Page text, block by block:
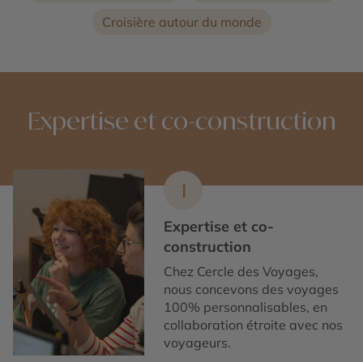
Croisière autour du monde
Expertise et co-construction
1
Expertise et co-
construction
Chez Cercle des Voyages,
nous concevons des voyages
100% personnalisables, en
collaboration étroite avec nos
voyageurs.